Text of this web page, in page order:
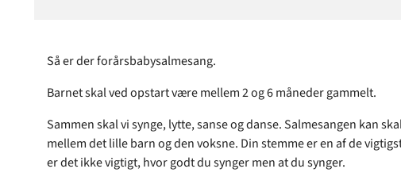
Så er der forårsbabysalmesang.
Barnet skal ved opstart være mellem 2 og 6 måneder gammelt.
Sammen skal vi synge, lytte, sanse og danse. Salmesangen kan
mellem det lille barn og den voksne. Din stemme er en af de
er det ikke vigtigt, hvor godt du synger men at du synger.